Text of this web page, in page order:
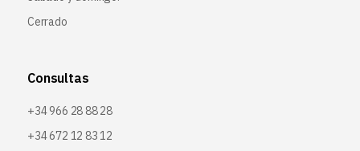
Cerrado
Consultas
+34 966 28 88 28
+34 672 12 83 12